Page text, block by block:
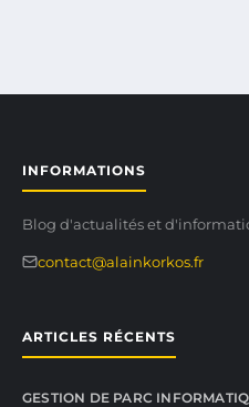
INFORMATIONS
Blog d'actualités et
contact@alainkorkos.fr
ARTICLES RÉCENTS
GESTION DE PARC